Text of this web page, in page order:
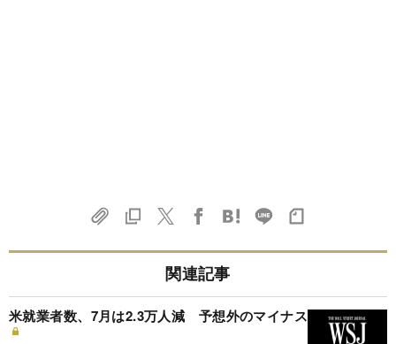
関連記事
米就業者数、7月は2.3万人減 予想外のマイナス